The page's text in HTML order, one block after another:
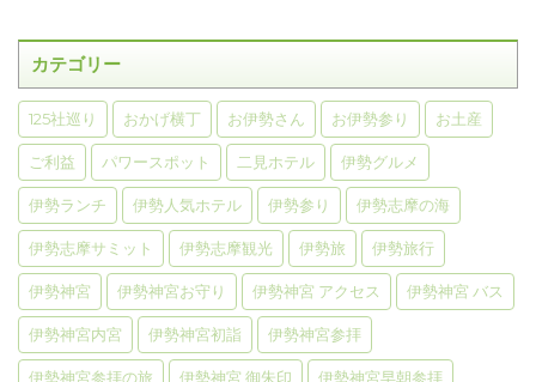
カテゴリー
125社巡り おかげ横丁 お伊勢さん お伊勢参り お土産
ご利益 パワースポット 二見ホテル 伊勢グルメ
伊勢ランチ 伊勢人気ホテル 伊勢参り 伊勢志摩の海
伊勢志摩サミット 伊勢志摩観光 伊勢旅 伊勢旅行
伊勢神宮 伊勢神宮お守り 伊勢神宮 アクセス 伊勢神宮 バス
伊勢神宮内宮 伊勢神宮初詣 伊勢神宮参拝
伊勢神宮参拝の旅 伊勢神宮 御朱印 伊勢神宮早朝参拝